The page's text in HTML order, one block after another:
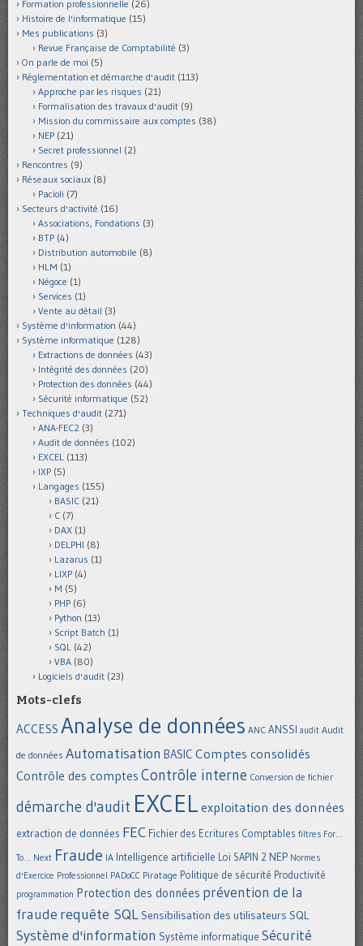
Formation professionnelle (26)
Histoire de l'informatique (15)
Mes publications (3)
Revue Française de Comptabilité (3)
On parle de moi (5)
Réglementation et démarche d'audit (113)
Approche par les risques (21)
Formalisation des travaux d'audit (9)
Mission du commissaire aux comptes (38)
NEP (21)
Secret professionnel (2)
Rencontres (9)
Réseaux sociaux (8)
Pacioli (7)
Secteurs d'activité (16)
Associations, Fondations (3)
BTP (4)
Distribution automobile (8)
HLM (1)
Négoce (1)
Services (1)
Vente au détail (3)
Système d'information (44)
Système informatique (128)
Extractions de données (43)
Intégrité des données (20)
Protection des données (44)
Sécurité informatique (52)
Techniques d'audit (271)
ANA-FEC2 (3)
Audit de données (102)
EXCEL (113)
IXP (5)
Langages (155)
BASIC (21)
C (7)
DAX (1)
DELPHI (8)
Lazarus (1)
LIXP (4)
M (5)
PHP (6)
Python (13)
Script Batch (1)
SQL (42)
VBA (80)
Logiciels d'audit (23)
Mots-clefs
ACCESS Analyse de données ANC ANSSI audit Audit
de données Automatisation BASIC Comptes consolidés
Contrôle des comptes Contrôle interne Conversion de fichier
démarche d'audit EXCEL exploitation des données
extraction de données FEC Fichier des Ecritures Comptables filtres For...
To... Next Fraude IA Intelligence artificielle Loi SAPIN 2 NEP Normes
d'Exercice Professionnel PADoCC Piratage Politique de sécurité Productivité
programmation Protection des données prévention de la
fraude requête SQL Sensibilisation des utilisateurs SQL
Système d'information Système informatique Sécurité